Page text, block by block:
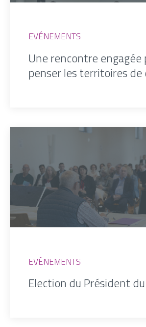
EVÉNEMENTS
Une rencontre engagée
penser les territoires de
EVÉNEMENTS
Election du Président du